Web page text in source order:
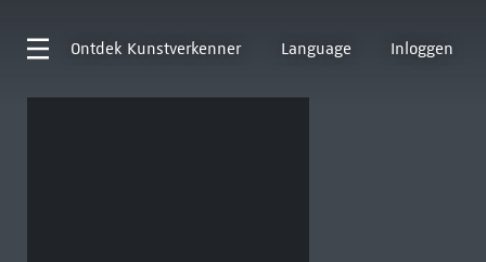
Ontdek Kunstverkenner Language Inloggen